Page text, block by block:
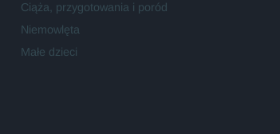
Ciąża, przygotowania i poród
Niemowlęta
Małe dzieci